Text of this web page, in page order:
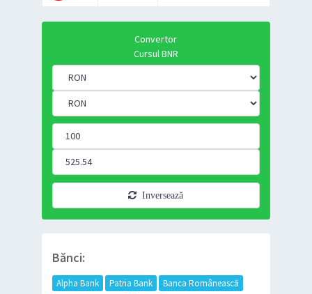
Convertor
Cursul BNR
Inversează
Bănci:
Alpha Bank Patria Bank
Banca Românească